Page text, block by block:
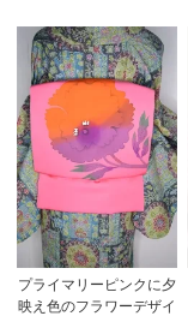
プライマリーピンクに夕
映え色のフラワーデザイ